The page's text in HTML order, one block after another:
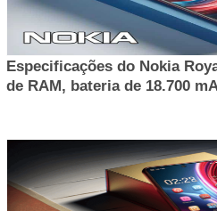
Especificações do Nokia
de RAM, bateria de 18.700